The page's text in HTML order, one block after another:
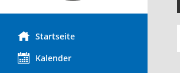
Startseite
Kalender